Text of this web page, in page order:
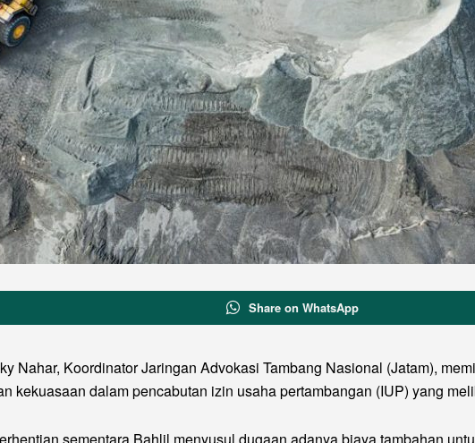
Share on WhatsApp
Nahar, Koordinator Jaringan Advokasi Tambang Nasional (Jatam),
kekuasaan dalam pencabutan izin usaha pertambangan (IUP) yang